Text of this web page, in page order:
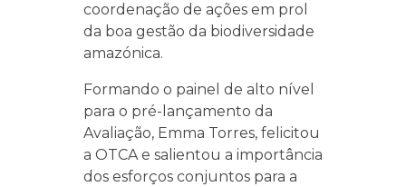
coordenação de ações em prol
da boa gestão da biodiversidade
amazónica.
Formando o painel de alto nível
para o pré-lançamento da
Avaliação, Emma Torres, felicitou
a OTCA e salientou a importância
dos esforços conjuntos para a